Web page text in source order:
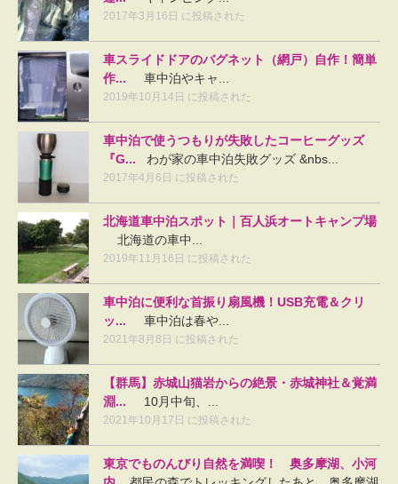
2017年3月16日 に投稿された
車スライドドアのバグネット（網戸）自作！簡単
作...
車中泊やキャ...
2019年10月14日 に投稿された
車中泊で使うつもりが失敗したコーヒーグッズ
『G...
わが家の車中泊失敗グッズ &nbs...
2017年4月6日 に投稿された
北海道車中泊スポット｜百人浜オートキャンプ場
北海道の車中...
2019年11月16日 に投稿された
車中泊に便利な首振り扇風機！USB充電＆クリ
ッ...
車中泊は春や...
2021年8月8日 に投稿された
【群馬】赤城山猫岩からの絶景・赤城神社＆覚満
淵...
10月中旬、...
2021年10月17日 に投稿された
東京でものんびり自然を満喫！ 奥多摩湖、小河